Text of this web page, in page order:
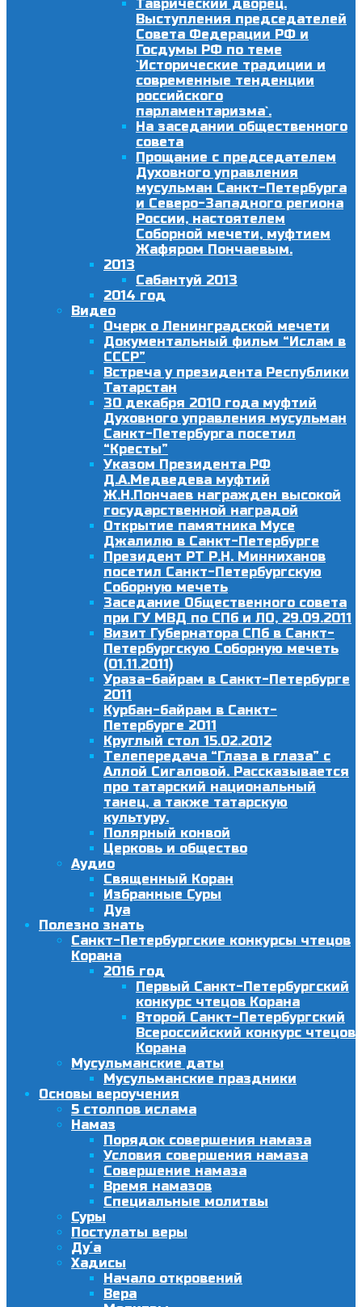
Таврический дворец.
Выступления председателей
Совета Федерации РФ и
Госдумы РФ по теме
`Исторические традиции и
современные тенденции
российского
парламентаризма`.
На заседании общественного
совета
Прощание с председателем
Духовного управления
мусульман Санкт-Петербурга
и Северо-Западного региона
России, настоятелем
Соборной мечети, муфтием
Жафяром Пончаевым.
2013
Сабантуй 2013
2014 год
Видео
Очерк о Ленинградской мечети
Документальный фильм “Ислам в
СССР”
Встреча у президента Республики
Татарстан
30 декабря 2010 года муфтий
Духовного управления мусульман
Санкт-Петербурга посетил
“Кресты”
Указом Президента РФ
Д.А.Медведева муфтий
Ж.Н.Пончаев награжден высокой
государственной наградой
Открытие памятника Мусе
Джалилю в Санкт-Петербурге
Президент РТ Р.Н. Минниханов
посетил Санкт-Петербургскую
Соборную мечеть
Заседание Общественного совета
при ГУ МВД по СПб и ЛО, 29.09.2011
Визит Губернатора СПб в Санкт-
Петербургскую Соборную мечеть
(01.11.2011)
Ураза-байрам в Санкт-Петербурге
2011
Курбан-байрам в Санкт-
Петербурге 2011
Круглый стол 15.02.2012
Телепередача “Глаза в глаза” с
Аллой Сигаловой. Рассказывается
про татарский национальный
танец, а также татарскую
культуру.
Полярный конвой
Церковь и общество
Аудио
Священный Коран
Избранные Суры
Дуа
Полезно знать
Санкт-Петербургские конкурсы чтецов
Корана
2016 год
Первый Санкт-Петербургский
конкурс чтецов Корана
Второй Санкт-Петербургский
Всероссийский конкурс чтецов
Корана
Мусульманские даты
Мусульманские праздники
Основы вероучения
5 столпов ислама
Намаз
Порядок совершения намаза
Условия совершения намаза
Совершение намаза
Время намазов
Специальные молитвы
Суры
Постулаты веры
Ду´а
Хадисы
Начало откровений
Вера